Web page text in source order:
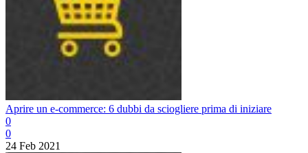
Aprire un e-commerce: 6 dubbi da sciogliere prima di iniziare
0
0
24 Feb 2021